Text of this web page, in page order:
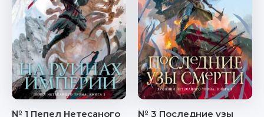
№ 1 Пепел Нетесаного
№ 3 Последние узы